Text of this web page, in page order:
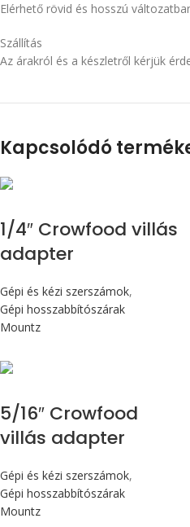
Elérhető rövid és hosszú
Szállítás
Az árakról és a készletről kérjük
Kapcsolódó
1/4″ Crowfood villás
adapter
Gépi és kézi szerszámok,
Gépi hosszabbítószárak
Mountz
5/16″ Crowfood
villás adapter
Gépi és kézi szerszámok,
Gépi hosszabbítószárak
Mountz